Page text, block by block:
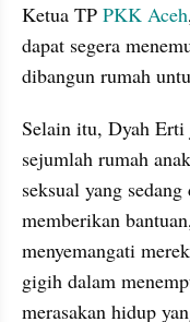
Ketua TP PKK Aceh
dapat segera
dibangun rumah
Selain itu, Dyah Erti
sejumlah rumah
seksual yang
memberikan
menyemangati
gigih dalam
merasakan hidup